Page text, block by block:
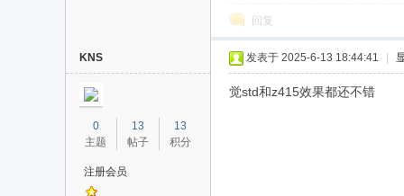
回复
KNS
0
主题
13
帖子
13
积分
注册会员
发表于 2025-6-13 18:44:41
觉std和z415效果都还不错